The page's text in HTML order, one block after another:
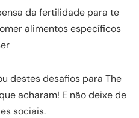
da fertilidade para te
alimentos específicos
destes desafios para The
acharam! E não deixe de
sociais.